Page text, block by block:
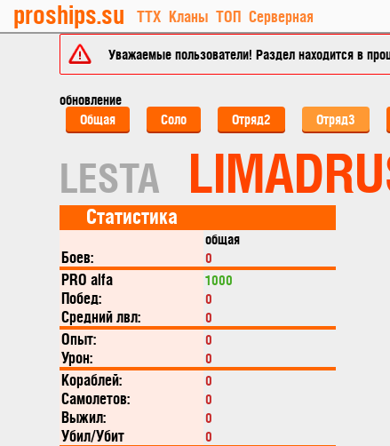
proships.su ТТХ Кланы ТОП Серверная
Уважаемые пользователи! Раздел находится в
обновление
Общая
Соло Отряд2 Отряд3
LESTA
Статистика
общая
Боев: 0
PRO alfa 1000
Побед: 0
Средний лвл: 0
Опыт: 0
Урон: 0
Кораблей: 0
Самолетов: 0
Выжил: 0
Убил/Убит 0